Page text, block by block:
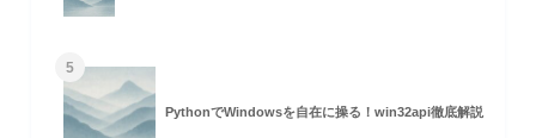
5
PythonでWindowsを自在に操る！win32api徹底解説